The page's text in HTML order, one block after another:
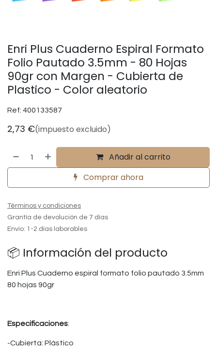
Enri Plus Cuaderno Espiral Formato
Folio Pautado 3.5mm - 80 Hojas
90gr con Margen - Cubierta de
Plastico - Color aleatorio
Ref: 400133587
2,73 €(impuesto excluido)
Añadir al carrito
Comprar ahora
Términos y condiciones
Grantía de devolución de 7 días
Envío: 1-2 días laborables
📦 Información del producto
Enri Plus Cuaderno espiral formato folio pautado 3.5mm
80 hojas 90gr
Especificaciones:
-Cubierta: Plástico